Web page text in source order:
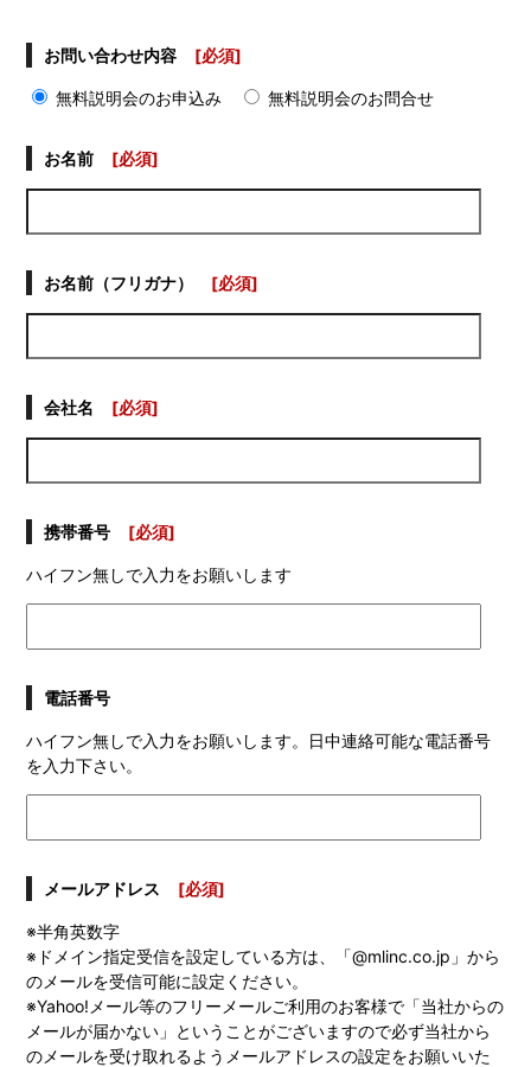
お問い合わせ内容 [必須]
無料説明会のお申込み 無料説明会のお問合せ
お名前 [必須]
お名前（フリガナ） [必須]
会社名 [必須]
携帯番号 [必須]
ハイフン無しで入力をお願いします
電話番号
ハイフン無しで入力をお願いします。日中連絡可能な電話番号
を入力下さい。
メールアドレス [必須]
※半角英数字
※ドメイン指定受信を設定している方は、「@mlinc.co.jp」から
のメールを受信可能に設定ください。
※Yahoo!メール等のフリーメールご利用のお客様で「当社からの
メールが届かない」ということがございますので必ず当社から
のメールを受け取れるようメールアドレスの設定をお願いいた